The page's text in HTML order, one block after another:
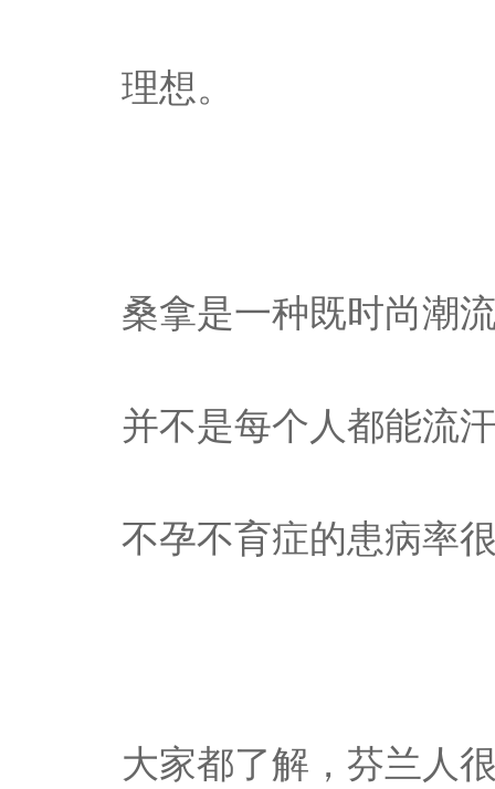
理想。
桑拿是一种既时尚潮
并不是每个人都能流
不孕不育症的患病率
大家都了解，芬兰人